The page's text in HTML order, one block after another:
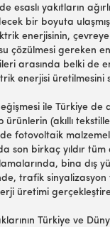
yakıtların
bir boyuta
enerjisinin,
çözülmesi gereken
arasında belki de
enerjisi üretilmesini
ile Türkiye de
(akıllı
fotovoltaik
son birkaç yıldır
bina dış
trafik sinyalizasyon
üretimi
Türkiye ve